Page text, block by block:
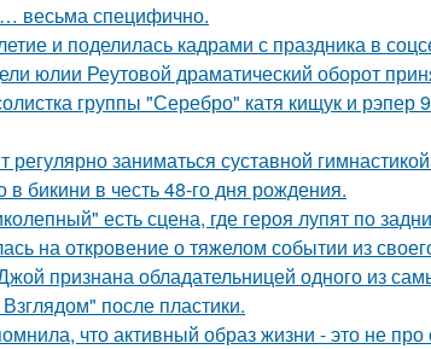
весьма специфично.
и поделилась кадрами с праздника в
юлии Реутовой драматический оборот
группы "Серебро" катя кищук и
заниматься суставной
бикини в честь 48-го дня рождения.
есть сцена, где героя лупят по
на откровение о тяжелом событии из
признана обладательницей одного из
после пластики.
что активный образ жизни - это не